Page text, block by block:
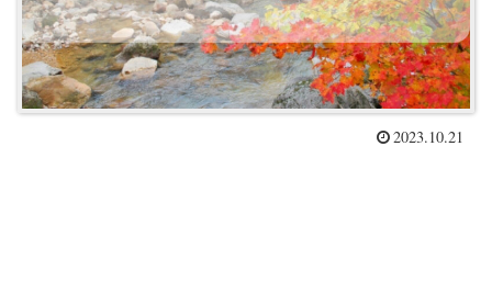
2023.10.21